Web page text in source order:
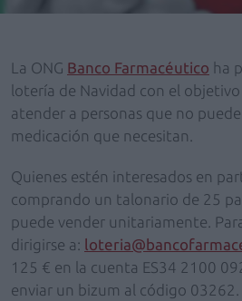
La ONG Banco Farmacéutico ha
lotería de Navidad con el
atender a personas que no
medicación que necesitan.
Quienes estén interesados en
comprando un talonario de 25
puede vender unitariamente.
dirigirse a:
125 € en la cuenta ES34 2100
enviar un bizum al código 03262.